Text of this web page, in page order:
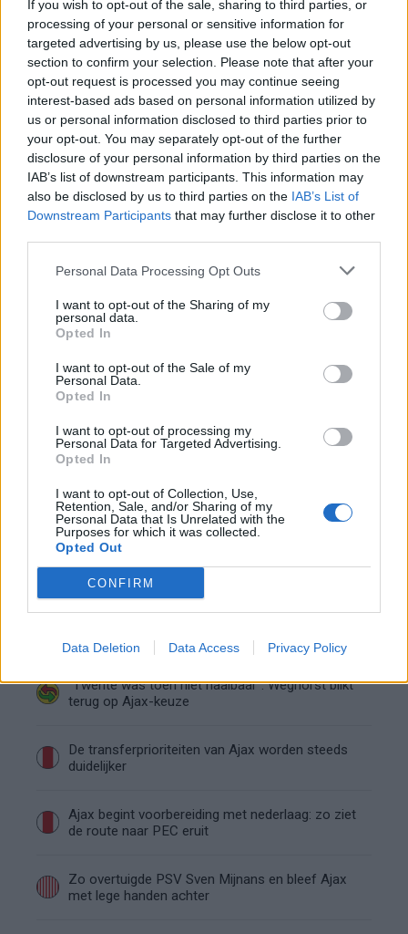
If you wish to opt-out of the sale, sharing to third parties, or
processing of your personal or sensitive information for
targeted advertising by us, please use the below opt-out
section to confirm your selection. Please note that after your
opt-out request is processed you may continue seeing
interest-based ads based on personal information utilized by
us or personal information disclosed to third parties prior to
your opt-out. You may separately opt-out of the further
disclosure of your personal information by third parties on the
IAB’s list of downstream participants. This information may
also be disclosed by us to third parties on the IAB’s List of
Downstream Participants that may further disclose it to other
Personal Data Processing Opt Outs
I want to opt-out of the Sharing of my
personal data.
Opted In
I want to opt-out of the Sale of my
Personal Data.
Opted In
I want to opt-out of processing my
Personal Data for Targeted Advertising.
Opted In
I want to opt-out of Collection, Use,
Retention, Sale, and/or Sharing of my
Personal Data that Is Unrelated with the
Purposes for which it was collected.
Opted Out
CONFIRM
Data Deletion Data Access Privacy Policy
opleiding moet worden
Een rode kaart die Portugal richting WK flink kan
ontregelen
Niet de sterren, maar de structuur voedt het
vertrouwen rond Nederland
Ajax
Ajax richt pijlen op Marokkaanse WK-sensatie
Azzedine Ounahi
Dit houdt de transfer van Marc-André ter Stegen
naar Ajax nog tegen
De terugkeer van Daley Blind past in een groter
plan van Ajax
Kritiek op Engels van Míchel genuanceerd: ‘Ajax-
spelers snappen dat echt wel’
De eerste Míchel-dagen bij Ajax: Blind coacht,
Gloukh krijgt standje en Ceballos wordt gebeld
Steur kiest voor Newcastle na gemiste
duidelijkheid bij Ajax
“Twente was toen niet haalbaar”: Weghorst blikt
terug op Ajax-keuze
De transferprioriteiten van Ajax worden steeds
duidelijker
Ajax begint voorbereiding met nederlaag: zo ziet
de route naar PEC eruit
Zo overtuigde PSV Sven Mijnans en bleef Ajax
met lege handen achter